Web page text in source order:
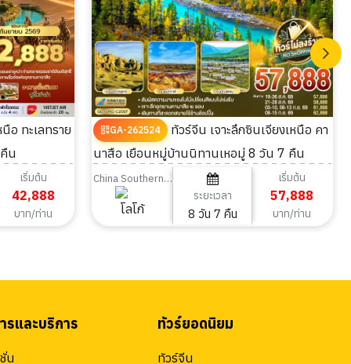
น
เริ่มต้น
42,888
บาท/ท่าน
GA-262524
ทัวร์จีน เจาะลึกซินเจียงเหนือ คา
นาสือ เยือนหมู่บ้านนิทานเหอมู่ 8 วัน 7 คืน
China Southern Airlines
ระยะเวลา
8 วัน 7 คืน
เริ่มต้น
57,888
บาท/ท่าน
รและบริการ
น
ทัวร์ยอดนิยม
ทัวร์จีน